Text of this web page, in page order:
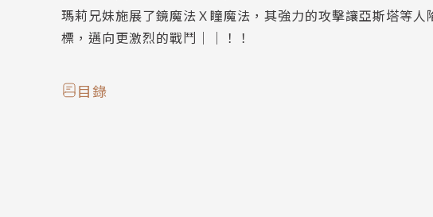
瑪莉兄妹施展了鏡魔法Ｘ瞳魔法，其強力的攻擊讓亞斯塔等
標，邁向更激烈的戰鬥｜｜！！
目錄